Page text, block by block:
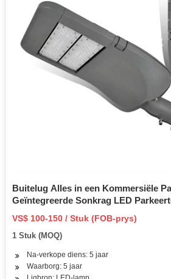
Buitelug Alles in een Kommersiële
Geïntegreerde Sonkrag LED
VS$ 100-150 / Stuk (FOB-prys)
1 Stuk (MOQ)
Na-verkope diens: 5 jaar
Waarborg: 5 jaar